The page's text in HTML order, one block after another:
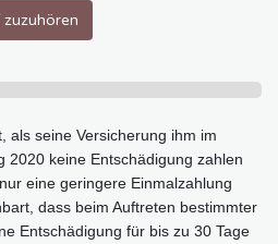
als seine Versicherung ihm im
2020 keine Entschädigung zahlen
eine geringere Einmalzahlung
dass beim Auftreten bestimmter
Entschädigung für bis zu 30 Tage